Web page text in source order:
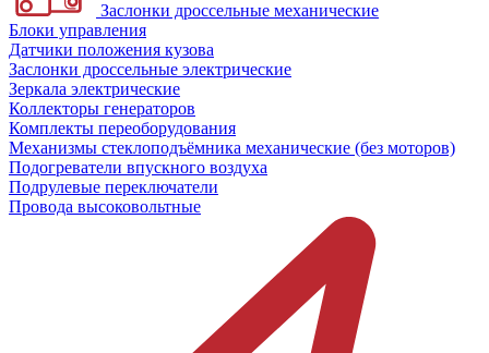
Заслонки дроссельные механические
Блоки управления
Датчики положения кузова
Заслонки дроссельные электрические
Зеркала электрические
Коллекторы генераторов
Комплекты переоборудования
Механизмы стеклоподъёмника механические (без моторов)
Подогреватели впускного воздуха
Подрулевые переключатели
Провода высоковольтные